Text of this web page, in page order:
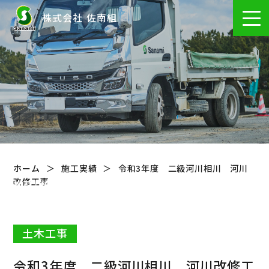
株式会社 佐南組
施工実績
ホーム 施工実績
令和3年度 二級河川相川 河川
改修工事
土木工事